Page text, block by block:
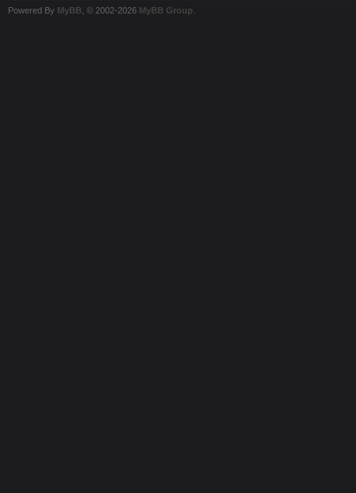
Powered By MyBB , © 2002-2026 MyBB Group